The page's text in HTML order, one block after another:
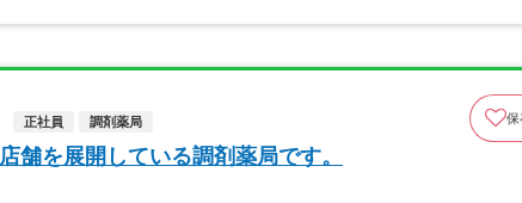
正社員 調剤薬局 保
舗を展開している調剤薬局です。